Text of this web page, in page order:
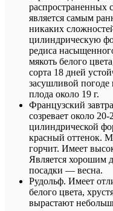
распространенных
является самым
никаких
цилиндрическую
редиса
мякоть белого
сорта 18 дней
засушливой
плода около 19 г.
Французский
созревает около
цилиндрической
красный оттенок.
горчит. Имеет
Является хорошим
посадки — весна.
Рудольф. Имеет
белого цвета,
вырастают